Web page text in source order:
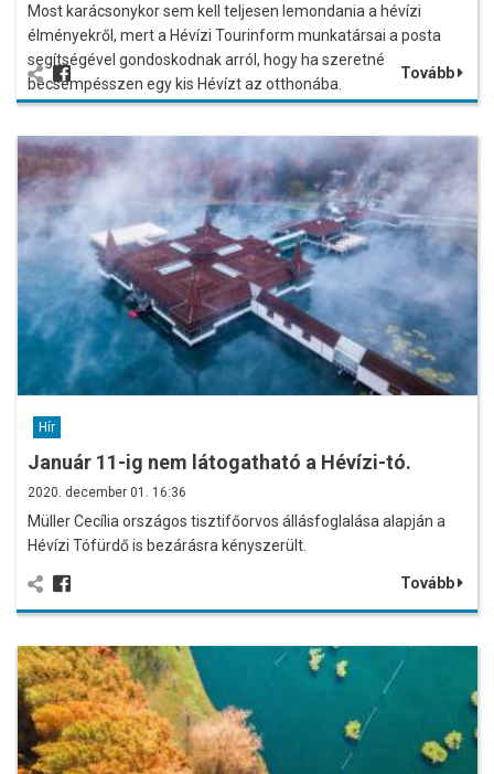
Most karácsonykor sem kell teljesen lemondania a hévízi
élményekről, mert a Hévízi Tourinform munkatársai a posta
segítségével gondoskodnak arról, hogy ha szeretné
becsempésszen egy kis Hévízt az otthonába.
Tovább
Hír
Január 11-ig nem látogatható a Hévízi-tó.
2020. december 01. 16:36
Müller Cecília országos tisztifőorvos állásfoglalása alapján a
Hévízi Tófürdő is bezárásra kényszerült.
Tovább